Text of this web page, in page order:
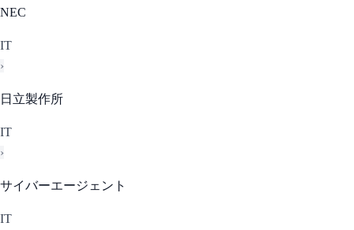
NEC
IT
›
日立製作所
IT
›
サイバーエージェント
IT